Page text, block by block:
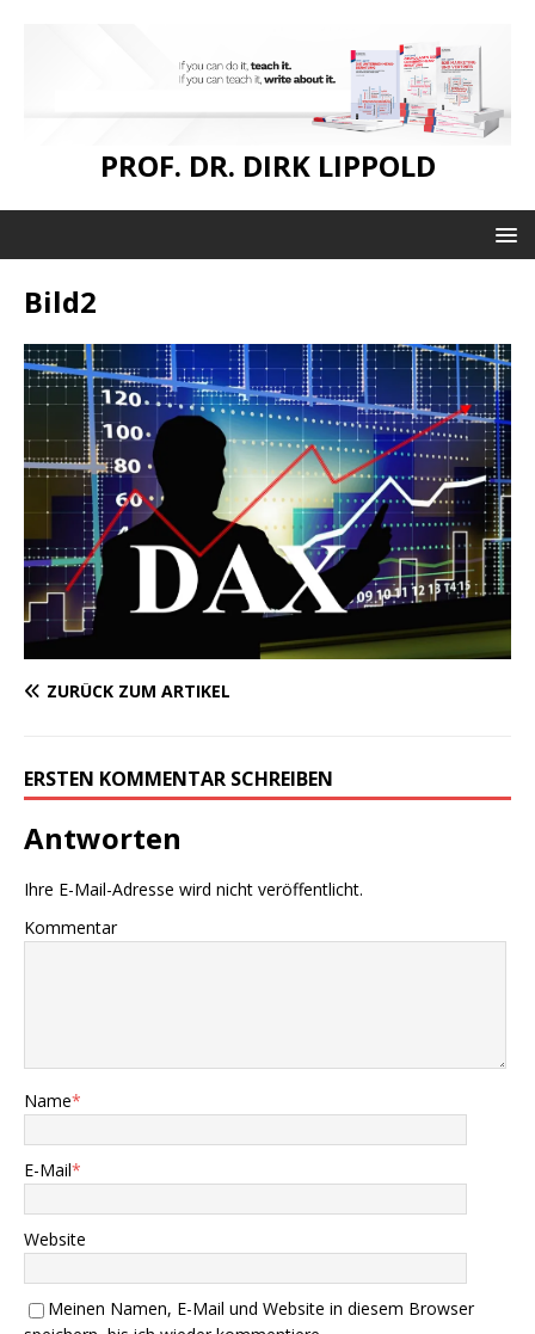
PROF. DR. DIRK LIPPOLD
Bild2
ZURÜCK ZUM ARTIKEL
ERSTEN KOMMENTAR SCHREIBEN
Antworten
Ihre E-Mail-Adresse wird nicht veröffentlicht.
Kommentar
Name*
E-Mail*
Website
Meinen Namen, E-Mail und Website in diesem Browser